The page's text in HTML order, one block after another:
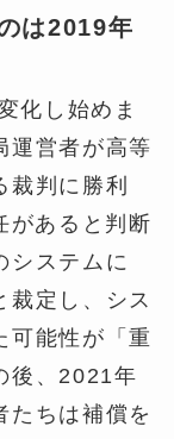
は2019年
化し始めま
運営者が高等
裁判に勝利
があると判断
システムに
裁定し、シス
可能性が「重
後、2021年
たちは補償を